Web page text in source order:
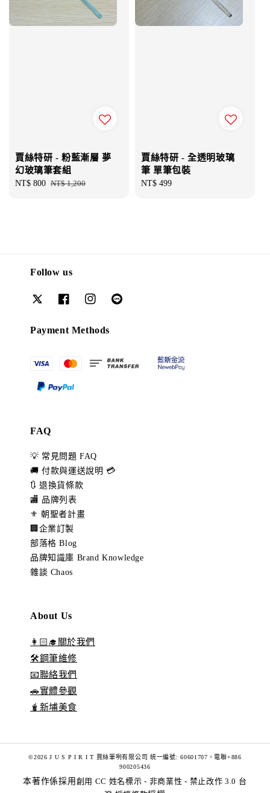
賈絲特研 - 粉藍漸層 夢
幻玻璃筆套組
Sale
NT$ 800 Regular
NT$ 1,200
賈絲特研 - 全透明玻璃
筆 單筆包裝
Regular
NT$ 499
Follow us
Payment Methods
FAQ
💡 常見問題 FAQ
🚚 付款與運送說明 💳
🔃 退換貨條款
🏬 品牌列表
⚜️ 朝聖者計畫
🏢企業訂製
部落格 Blog
品牌知識庫 Brand Knowledge
雜談 Chaos
About Us
👩🏻‍🎓關於我們
🛠️鋼筆維修
📧聯絡我們
🚗實體參觀
🧋新埔美食
©2026 J U S P I R I T 賈絲筆咧有限公司 統一編號: 60601707。電聯+886
900205436
本著作係採用 創用 CC 姓名標示 - 非商業性 - 禁止改作 3.0 台